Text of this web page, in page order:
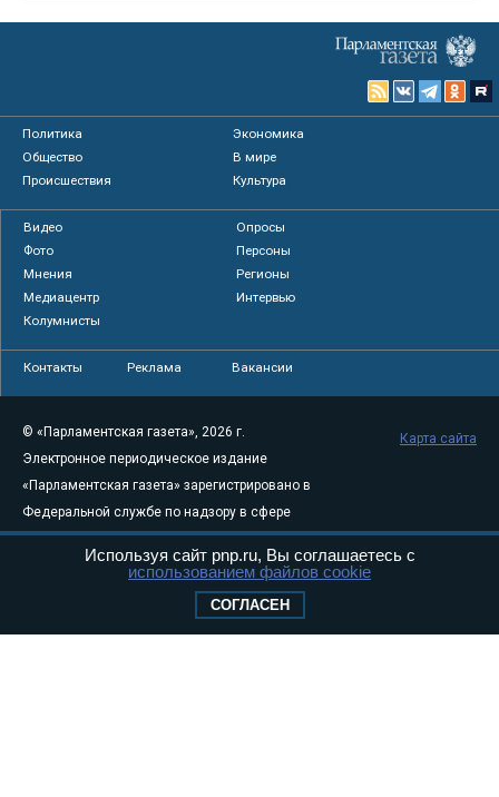
Политика
Экономика
Общество
В мире
Происшествия
Культура
Видео
Опросы
Фото
Персоны
Мнения
Регионы
Медиацентр
Интервью
Колумнисты
Контакты Реклама Вакансии
© «Парламентская газета», 2026 г.
Электронное периодическое издание
«Парламентская газета» зарегистрировано в
Федеральной службе по надзору в сфере
связи, информационных технологий и
массовых коммуникаций (Роскомнадзор) 05
Свидетельство о регистрации Эл № ФС77-
Карта сайта
Используя сайт pnp.ru, Вы соглашаетесь с
использованием файлов cookie
СОГЛАСЕН